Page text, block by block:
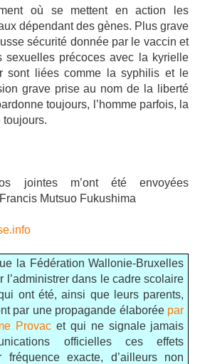
où se mettent en action les
dépendant des gènes. Plus grave
sécurité donnée par le vaccin et
sexuelles précoces avec la kyrielle
sont liées comme la syphilis et le
grave prise au nom de la liberté
toujours, l’homme parfois, la
toujours.
jointes m’ont été envoyées
Mutsuo Fukushima
la Fédération Wallonie-Bruxelles
l’administrer dans le cadre scolaire
ont été, ainsi que leurs parents,
par une propagande élaborée par
Provac et qui ne signale jamais
officielles ces effets
exacte, d’ailleurs non